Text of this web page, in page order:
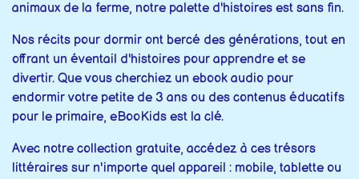
animaux de la ferme, notre palette d'histoires est sans fin.
Nos récits pour dormir ont bercé des générations, tout en
offrant un éventail d'histoires pour apprendre et se
divertir. Que vous cherchiez un ebook audio pour
endormir votre petite de 3 ans ou des contenus éducatifs
pour le primaire, eBooKids est la clé.
Avec notre collection gratuite, accédez à ces trésors
littéraires sur n'importe quel appareil : mobile, tablette ou